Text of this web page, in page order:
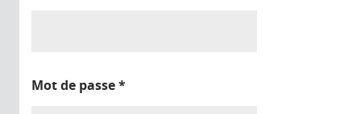
Mot de passe*